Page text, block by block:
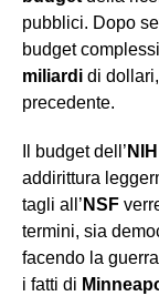
pubblici. Dopo
budget
miliardi di
precedente.
Il budget dell’ NIH
addirittura
tagli all’ NSF
termini, sia
facendo la
i fatti di